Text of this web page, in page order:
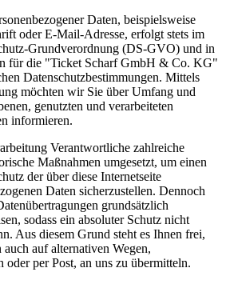
Daten, beispielsweise
oder E-Mail-Adresse, erfolgt stets im
Grundverordnung (DS-GVO) und in
für die "Ticket Scharf GmbH & Co. KG"
Datenschutzbestimmungen. Mittels
möchten wir Sie über Umfang und
genutzten und verarbeiteten
informieren.
Verantwortliche zahlreiche
Maßnahmen umgesetzt, um einen
der über diese Internetseite
Daten sicherzustellen. Dennoch
grundsätzlich
sodass ein absoluter Schutz nicht
Aus diesem Grund steht es Ihnen frei,
auch auf alternativen Wegen,
oder per Post, an uns zu übermitteln.